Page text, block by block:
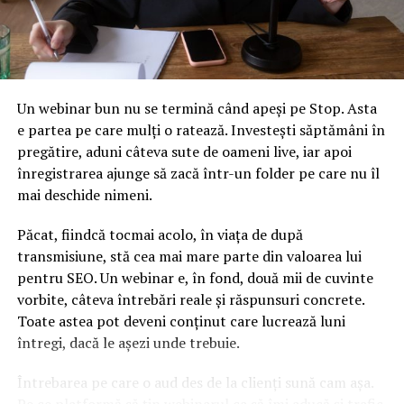
pe partea de publicitate.
De asemenea, tot o firmă de construcții, de data asta Y, are
angajați de tipul femeie de serviciu. Aplică salariul minim și celor
care se urcă pe schelă și femeii de serviciu, deși intenția
construcții.
O altă ciudățenie o reprezintă distorsiunile pe piața muncii. Așa
cum reiese din cele spune mai sus, există angajatori care pot să
acorde facilitatea de scutire de impozit pe venit, contribuție de
sănătate și de reducere a contribuției de pensie și alții care nu
construcții. Angajatul va spune: “Stai puțin, ce vină am eu că tu,
angajator, nu ai procentul de cifră de afaceri. Mă duc la unul are
are. Am o facilitate personală eu, angajat, nu tu angajator”.
Lipsa unor prevederi privind includerea cheltuielilor ocazionate
de prestarea serviciilor în cifra de afaceri rezultată din
activitățile eligibile pentru acordarea facilităților
veniturile salariale brute lunare în vedere aplicării facilităților;
Un webinar bun nu se termină când apeși pe Stop. Asta
e partea pe care mulți o ratează. Investești săptămâni în
pregătire, aduni câteva sute de oameni live, iar apoi
înregistrarea ajunge să zacă într-un folder pe care nu îl
mai deschide nimeni.
Păcat, fiindcă tocmai acolo, în viața de după
transmisiune, stă cea mai mare parte din valoarea lui
pentru SEO. Un webinar e, în fond, două mii de cuvinte
vorbite, câteva întrebări reale și răspunsuri concrete.
Toate astea pot deveni conținut care lucrează luni
întregi, dacă le așezi unde trebuie.
Întrebarea pe care o aud des de la clienți sună cam așa.